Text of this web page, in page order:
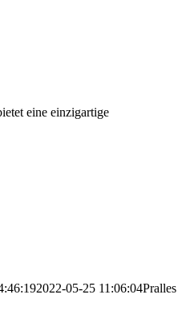
eine einzigartige
2022-05-25 11:06:04Pralles